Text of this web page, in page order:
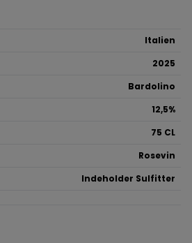
Italien
2025
Bardolino
12,5%
75 CL
Rosevin
Indeholder Sulfitter